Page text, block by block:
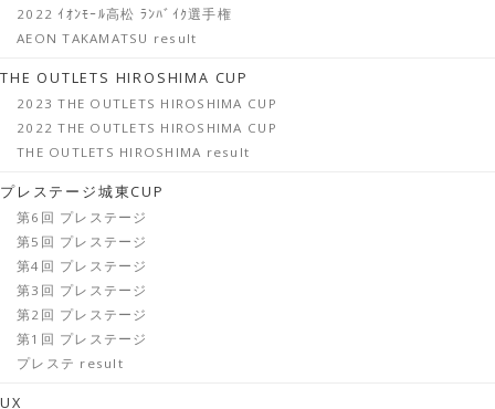
2022 ｲｵﾝﾓｰﾙ高松 ﾗﾝﾊﾞｲｸ選手権
AEON TAKAMATSU result
THE OUTLETS HIROSHIMA CUP
2023 THE OUTLETS HIROSHIMA CUP
2022 THE OUTLETS HIROSHIMA CUP
THE OUTLETS HIROSHIMA result
プレステージ城東CUP
第6回 プレステージ
第5回 プレステージ
第4回 プレステージ
第3回 プレステージ
第2回 プレステージ
第1回 プレステージ
プレステ result
UX